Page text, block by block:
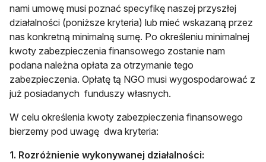
nami umowę musi poznać specyfikę naszej przyszłej
działalności (poniższe kryteria) lub mieć wskazaną przez
nas konkretną minimalną sumę. Po określeniu minimalnej
kwoty zabezpieczenia finansowego zostanie nam
podana należna opłata za otrzymanie tego
zabezpieczenia. Opłatę tą NGO musi wygospodarować z
już posiadanych funduszy własnych.
W celu określenia kwoty zabezpieczenia finansowego
bierzemy pod uwagę dwa kryteria:
1. Rozróżnienie wykonywanej działalności: